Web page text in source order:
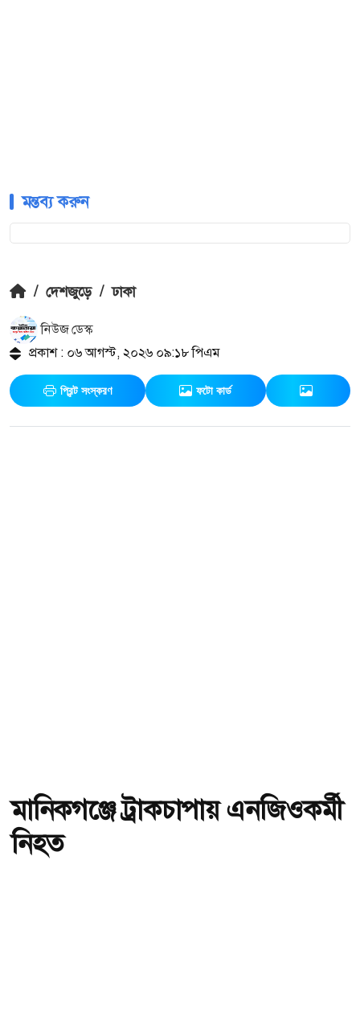
মন্তব্য করুন
/ দেশজুড়ে / ঢাকা
নিউজ ডেস্ক
প্রকাশ : ০৬ আগস্ট, ২০২৬ ০৯:১৮ পিএম
প্রিন্ট সংস্করণ ফটো কার্ড
মানিকগঞ্জে ট্রাকচাপায় এনজিওকর্মী
নিহত